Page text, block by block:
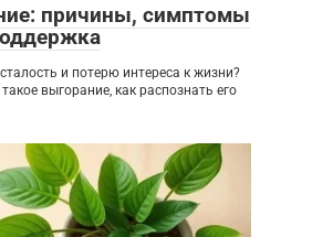
причины, симптомы
и потерю интереса к жизни?
выгорание, как распознать его